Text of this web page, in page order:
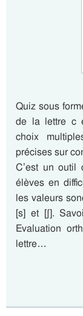
Quiz sous
de la lettre c
choix
précises sur
C’est un outil
élèves en
les valeurs
[s] et [ʃ].
Evaluation
lettre…